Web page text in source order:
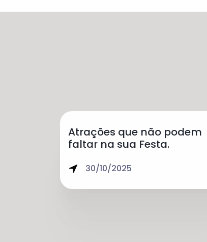
Atrações que não podem
faltar na sua Festa.
30/10/2025